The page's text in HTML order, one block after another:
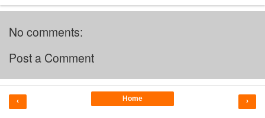
No comments:
Post a Comment
‹ ›
Home